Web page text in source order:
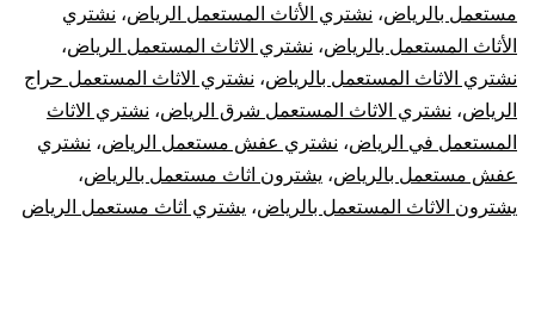
مستعمل بالرياض، نشتري الأثاث المستعمل الرياض، نشتري
الأثاث المستعمل بالرياض، نشتري الاثاث المستعمل الرياض،
نشتري الاثاث المستعمل بالرياض، نشتري الاثاث المستعمل حراج
الرياض، نشتري الاثاث المستعمل شرق الرياض، نشتري الاثاث
المستعمل في الرياض، نشتري عفش مستعمل الرياض، نشتري
عفش مستعمل بالرياض، يشترون اثاث مستعمل بالرياض،
يشترون الاثاث المستعمل بالرياض، يشتري اثاث مستعمل الرياض